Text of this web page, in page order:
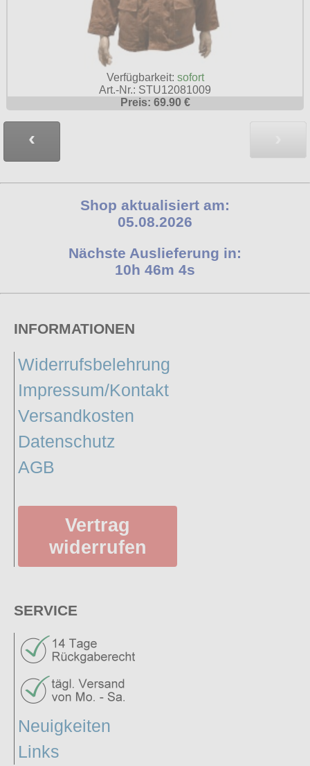
Verfügbarkeit: sofort
Art.-Nr.: STU12081009
Preis: 69.90 €
‹
Shop aktualisiert am:
05.08.2026
Nächste Auslieferung in:
10h 46m 3s
INFORMATIONEN
Widerrufsbelehrung
Impressum/Kontakt
Versandkosten
Datenschutz
AGB
Vertrag
widerrufen
SERVICE
Neuigkeiten
Links